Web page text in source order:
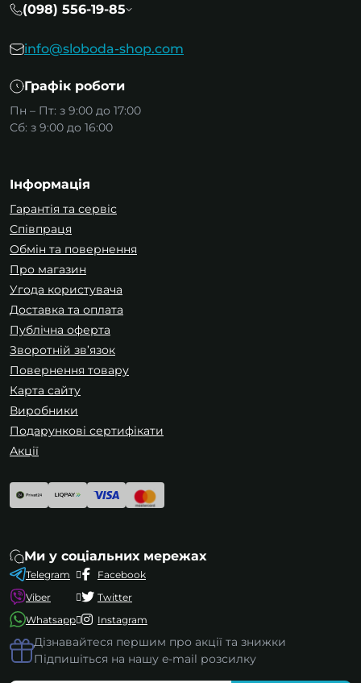
(098) 556-19-85
info@sloboda-shop.com
Графік роботи
Пн – Пт: з 9:00 до 17:00
Сб: з 9:00 до 16:00
Інформація
Гарантія та сервіс
Співпраця
Обмін та повернення
Про магазин
Угода користувача
Доставка та оплата
Публічна оферта
Зворотній зв’язок
Повернення товару
Карта сайту
Виробники
Подарункові сертифікати
Акції
Ми у соціальних мережах
Telegram
Viber
Whatsapp
Facebook
Twitter
Instagram
Дізнавайтеся першим про акції та знижки
Підпишіться на нашу e-mail розсилку